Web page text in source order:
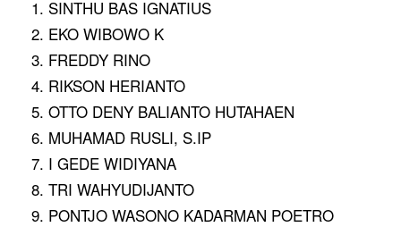
1. SINTHU BAS IGNATIUS
2. EKO WIBOWO K
3. FREDDY RINO
4. RIKSON HERIANTO
5. OTTO DENY BALIANTO HUTAHAEN
6. MUHAMAD RUSLI, S.IP
7. I GEDE WIDIYANA
8. TRI WAHYUDIJANTO
9. PONTJO WASONO KADARMAN POETRO